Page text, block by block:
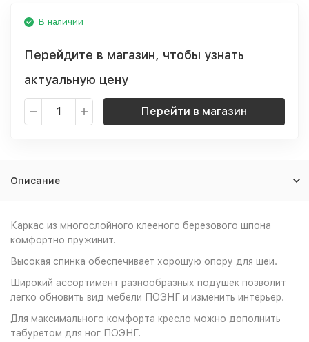
В наличии
Перейдите в магазин, чтобы узнать
актуальную цену
Перейти в магазин
Описание
Каркас из многослойного клееного березового шпона
комфортно пружинит.
Высокая спинка обеспечивает хорошую опору для шеи.
Широкий ассортимент разнообразных подушек позволит
легко обновить вид мебели ПОЭНГ и изменить интерьер.
Для максимального комфорта кресло можно дополнить
табуретом для ног ПОЭНГ.